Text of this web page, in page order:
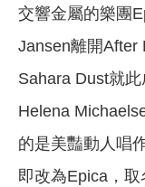
交響金屬的樂團
Jansen離開After
Sahara Dust就
Helena
的是美豔動人唱
即改為Epica，